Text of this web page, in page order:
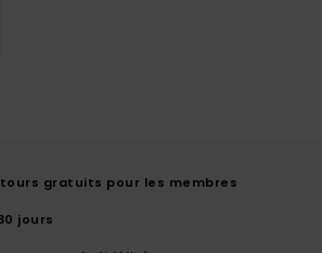
gratuits pour les membres
jours